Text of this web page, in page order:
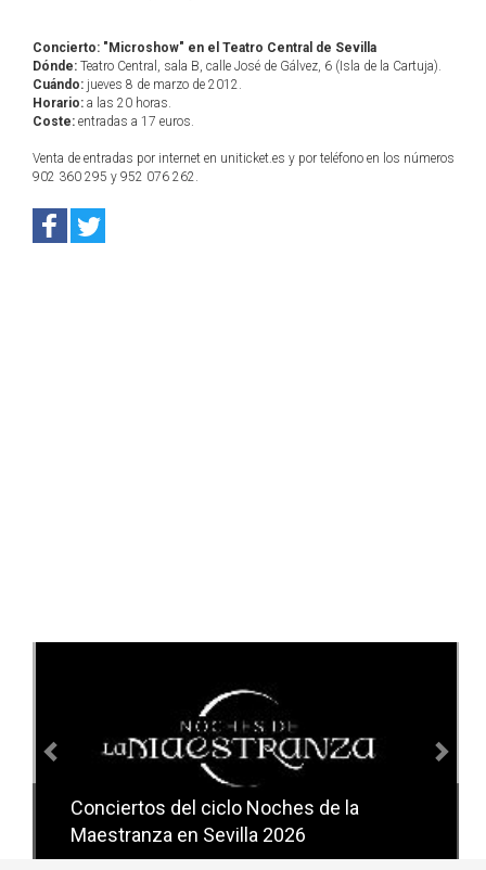
Concierto: "Microshow" en el Teatro Central de Sevilla
Dónde: Teatro Central, sala B, calle José de Gálvez, 6 (Isla de la Cartuja).
Cuándo: jueves 8 de marzo de 2012.
Horario: a las 20 horas.
Coste: entradas a 17 euros.
Venta de entradas por internet en uniticket.es y por teléfono en los números
902 360 295 y 952 076 262.
Conciertos del ciclo Noches de la
Maestranza en Sevilla 2026
Conciertos del ciclo Candlelight en
Sevilla